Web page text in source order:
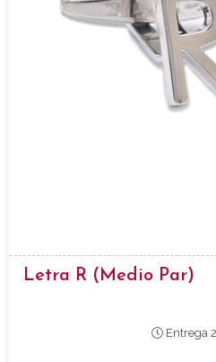
Letra R (medio Par)
Entrega